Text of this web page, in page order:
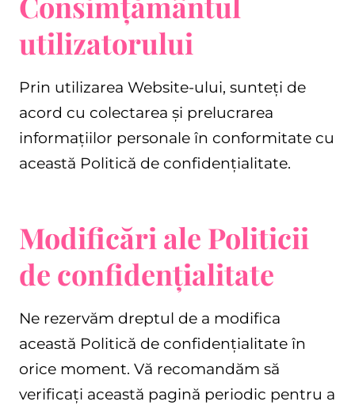
utilizatorului
Prin utilizarea Website-ului, sunteți de
acord cu colectarea și prelucrarea
informațiilor personale în conformitate cu
această Politică de confidențialitate.
Modificări ale Politicii
de confidențialitate
Ne rezervăm dreptul de a modifica
această Politică de confidențialitate în
orice moment. Vă recomandăm să
verificați această pagină periodic pentru a